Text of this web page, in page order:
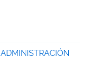
ADMINISTRACIÓN